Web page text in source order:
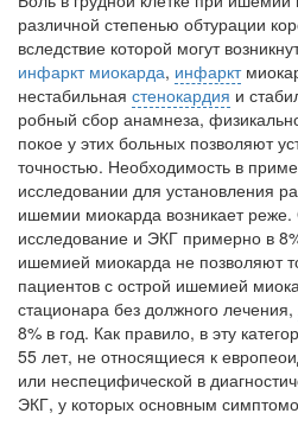
бесплатно, в течении всего
различной степенью обтурации
вследствие которой могут
инфаркт миокарда, инфаркт
нестабильная стенокардия и
робный сбор анамнеза,
покое у этих больных позволяют
точностью. Необхо­димость в
иссле­довании для установления
ишемии миокарда возникает реже.
исследование и ЭКГ при­мерно в
ишемией миокарда не позволяют
пациентов с острой ишемией
стационара без должного лече­ния,
8% в год. Как правило, в эту
55 лет, не относящиеся к
или неспецифической в
ЭКГ, у ко­торых основным